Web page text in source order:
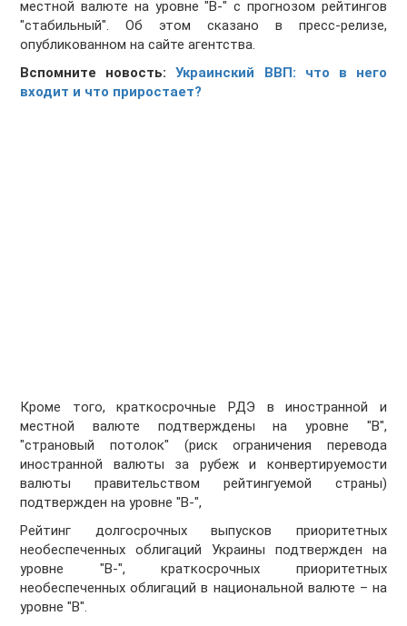
местной валюте на уровне "B-" с прогнозом рейтингов
"стабильный". Об этом сказано в пресс-релизе,
опубликованном на сайте агентства.
Вспомните новость:Украинский ВВП: что в него
входит и что приростает?
Кроме того, краткосрочные РДЭ в иностранной и
местной валюте подтверждены на уровне "B",
"страновый потолок" (риск ограничения перевода
иностранной валюты за рубеж и конвертируемости
валюты правительством рейтингуемой страны)
подтвержден на уровне "B-",
Рейтинг долгосрочных выпусков приоритетных
необеспеченных облигаций Украины подтвержден на
уровне "B-", краткосрочных приоритетных
необеспеченных облигаций в национальной валюте – на
уровне "B".